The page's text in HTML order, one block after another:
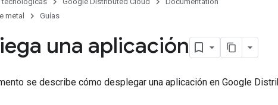
metal
Guías
una aplicación
se describe cómo desplegar una aplicación en Google